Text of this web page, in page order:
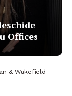
Offices
& Wakefield